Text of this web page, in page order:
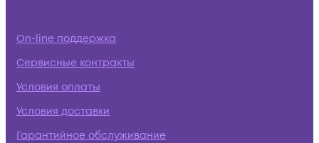
On-line поддержка
Сервисные контракты
Условия оплаты
Условия доставки
Гарантийное обслуживание